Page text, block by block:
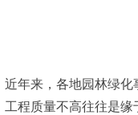
近年来，各地园林绿
工程质量不高往往是缘